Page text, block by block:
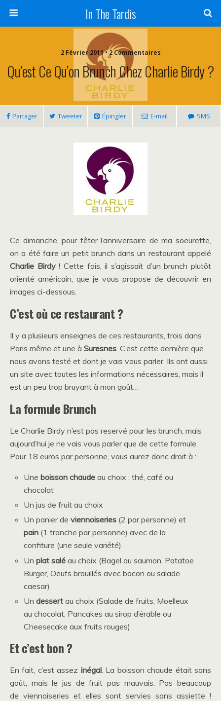
In The Tardis
2 Février 2011 • 2 Commentaires
Qu’est Ce Qu’on Brunch Chez Charlie Birdy ?
Partager Tweeter Épingler E-mail SMS
Ce dimanche, pour fêter l’anniversaire de ma soeurette,
on a été faire un petit brunch dans un restaurant appelé
Charlie Birdy! Cette fois, il s’agissait d’un brunch plutôt
orienté américain, que je vous propose de découvrir en
images ci-dessous.
C’est où ce restaurant ?
Il y a plusieurs enseignes de ces restaurants, trois dans
Paris même et une à Suresnes. C’est cette dernière que
nous avons testé et dont je vais vous parler. Ils ont aussi
un site avec toutes les informations nécessaires, mais il
est un peu trop bruyant à mon goût…
La formule Brunch
Le Charlie Birdy n’est pas reservé pour les brunch, mais
aujourd’hui je ne vais vous parler que de cette formule.
Pour 18 euros par personne, vous aurez donc droit à :
Uneboisson chaudeau choix : thé, café ou
chocolat
Un jus de fruit au choix
Un panier deviennoiseries (2 par personne) et
pain (1 tranche par personne) avec de la
confiture (une seule variété)
Unplat saléau choix (Bagel au saumon, Patatoe
Burger, Oeufs brouillés avec bacon ou salade
caesar)
Undessert au choix (Salade de fruits, Moelleux
au chocolat, Pancakes au sirop d’érable ou
Cheesecake aux fruits rouges)
Et c’est bon ?
En fait, c’est assez inégal. La boisson chaude était sans
goût, mais le jus de fruit pas mauvais. Pas beaucoup
de viennoiseries et elles sont servies sans assiette !